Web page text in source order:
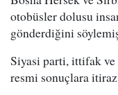
otobüsler dolusu
gönderdiğini
Siyasi parti, ittifak ve
resmi sonuçlara